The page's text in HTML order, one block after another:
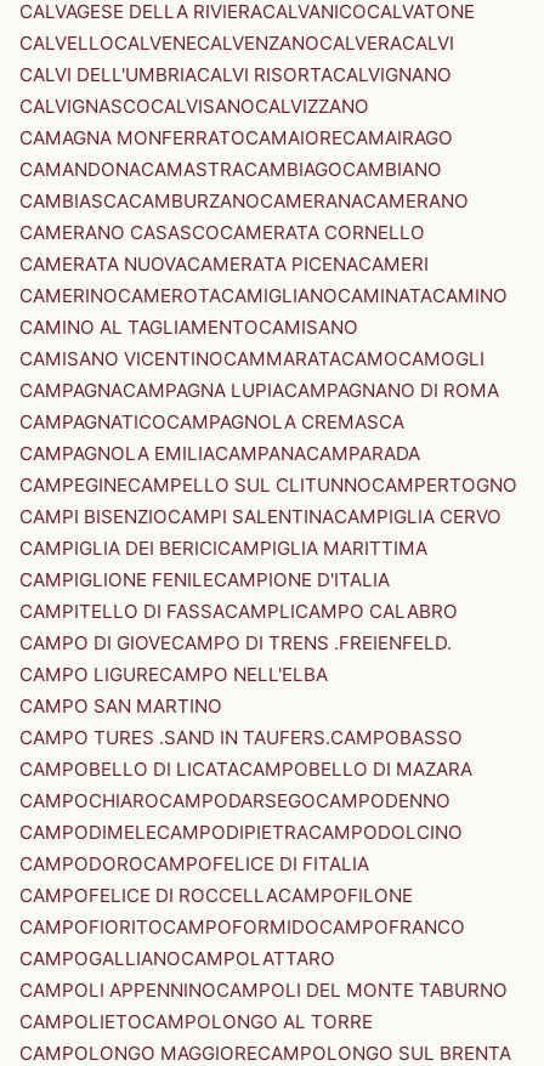
CALVAGESE DELLA RIVIERACALVANICOCALVATONE
CALVELLOCALVENECALVENZANOCALVERACALVI
CALVI DELL'UMBRIACALVI RISORTACALVIGNANO
CALVIGNASCOCALVISANOCALVIZZANO
CAMAGNA MONFERRATOCAMAIORECAMAIRAGO
CAMANDONACAMASTRACAMBIAGOCAMBIANO
CAMBIASCACAMBURZANOCAMERANACAMERANO
CAMERANO CASASCOCAMERATA CORNELLO
CAMERATA NUOVACAMERATA PICENACAMERI
CAMERINOCAMEROTACAMIGLIANOCAMINATACAMINO
CAMINO AL TAGLIAMENTOCAMISANO
CAMISANO VICENTINOCAMMARATACAMOCAMOGLI
CAMPAGNACAMPAGNA LUPIACAMPAGNANO DI ROMA
CAMPAGNATICOCAMPAGNOLA CREMASCA
CAMPAGNOLA EMILIACAMPANACAMPARADA
CAMPEGINECAMPELLO SUL CLITUNNOCAMPERTOGNO
CAMPI BISENZIOCAMPI SALENTINACAMPIGLIA CERVO
CAMPIGLIA DEI BERICICAMPIGLIA MARITTIMA
CAMPIGLIONE FENILECAMPIONE D'ITALIA
CAMPITELLO DI FASSACAMPLICAMPO CALABRO
CAMPO DI GIOVECAMPO DI TRENS .FREIENFELD.
CAMPO LIGURECAMPO NELL'ELBA
CAMPO SAN MARTINO
CAMPO TURES .SAND IN TAUFERS.CAMPOBASSO
CAMPOBELLO DI LICATACAMPOBELLO DI MAZARA
CAMPOCHIAROCAMPODARSEGOCAMPODENNO
CAMPODIMELECAMPODIPIETRACAMPODOLCINO
CAMPODOROCAMPOFELICE DI FITALIA
CAMPOFELICE DI ROCCELLACAMPOFILONE
CAMPOFIORITOCAMPOFORMIDOCAMPOFRANCO
CAMPOGALLIANOCAMPOLATTARO
CAMPOLI APPENNINOCAMPOLI DEL MONTE TABURNO
CAMPOLIETOCAMPOLONGO AL TORRE
CAMPOLONGO MAGGIORECAMPOLONGO SUL BRENTA